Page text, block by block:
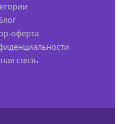
оферта
связь